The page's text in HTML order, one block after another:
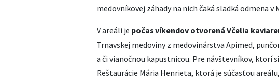
medovníkovej záhady na nich čaká sladká odmena v
V areáli je počas víkendov otvorená Včelia
Trnavskej medoviny z medovinárstva Apimed,
a či vianočnou kapustnicou. Pre návštevníkov, ktorí
Reštaurácie Mária Henrieta, ktorá je súčasťou